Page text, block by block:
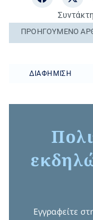
ΠΡΟΗΓΟΎΜΕΝO
ΔΙΑΦΉΜΙΣΗ
Εγγραφείτε